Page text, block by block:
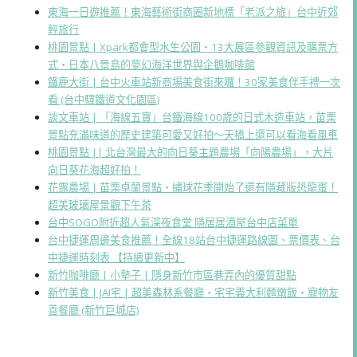
東海一日遊推薦！東海藝術街商圈新地標「老派之旅」台中近郊
輕旅行
桃園景點 | Xpark都會型水生公園・13大展區參觀資訊及購票方
式・日本八景島的夢幻海洋世界與企鵝咖啡館
鐵鹿大街 | 台中火車站新商場美食街來囉！30家美食伴手禮一次
看 (台中驛鐵道文化園區)
談文車站 | 「海線五寶」台鐵海線100歲的日式木造車站，苗栗
景點充滿味道的歷史建築可愛又好拍～天橋上還可以看海看風車
桃園景點 || 北台灣最大的向日葵主題農場「向陽農場」，大片
向日葵花海超好拍！
花露農場 | 苗栗卓蘭景點・繡球花季開始了還有隱藏版恐龍蛋！
超美玻璃屋景觀下午茶
台中SOGO附近超人氣深夜食堂 隱居居酒屋台中店菜單
台中捷運周邊美食推薦！全線18站台中捷運路線圖、票價表、台
中捷運時刻表 【持續更新中】
新竹咖啡廳 | 小墊子 | 隱身新竹市區巷弄內的優質甜點
新竹美食 | JAI宅 | 超美森林系餐廳・宅宅義大利麵燉飯・寵物友
善餐廳 (新竹巨城店)